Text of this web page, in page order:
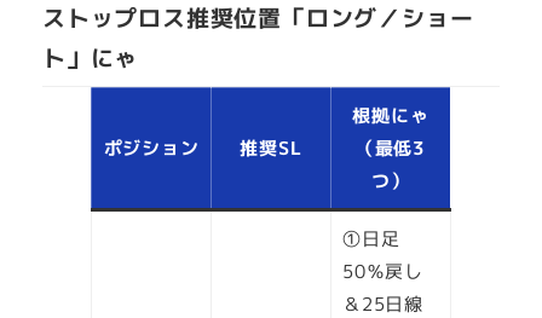
ストップロス推奨位置「ロング／ショー
ト」にゃ
ポジション 推奨SL
根拠にゃ
（最低3
つ）
①日足
50％戻し
＆25日線